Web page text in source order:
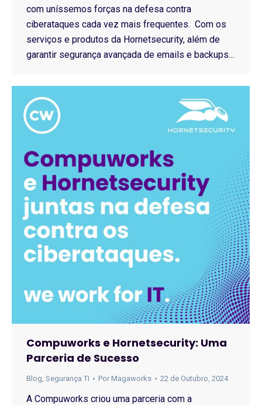
com uníssemos forças na defesa contra
ciberataques cada vez mais frequentes. Com os
serviços e produtos da Hornetsecurity, além de
garantir segurança avançada de emails e backups…
Compuworks e Hornetsecurity: Uma
Parceria de Sucesso
Blog, Segurança TI Por Magaworks 22 de Outubro, 2024
A Compuworks criou uma parceria com a